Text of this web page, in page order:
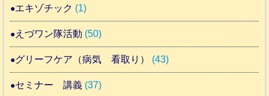
エキゾチック (1)
えづワン隊活動 (50)
グリーフケア（病気 看取り） (43)
セミナー 講義 (37)